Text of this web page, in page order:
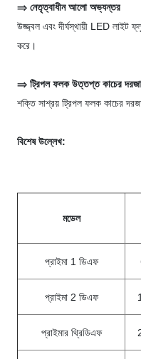
⇒ নেতৃত্বাধীন আলো অভ্যন্তর
উজ্জ্বল এবং দীর্ঘস্থায়ী LED লাইট
করে।
⇒ ট্রিপল ফলক উত্তপ্ত কাচের দরজা
শক্তি সাশ্রয় ট্রিপল ফলক কাচের
বিশেষ উল্লেখ:
মডেল
প্রাইমা 1 ডিএফ
প্রাইমা 2 ডিএফ
প্রাইমার থ্রিডিএফ